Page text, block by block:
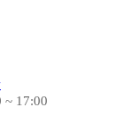
~ 17:00